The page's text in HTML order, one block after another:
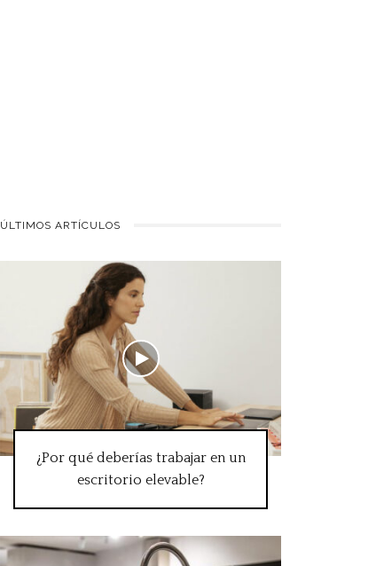
ÚLTIMOS ARTÍCULOS
¿Por qué deberías trabajar en un
escritorio elevable?